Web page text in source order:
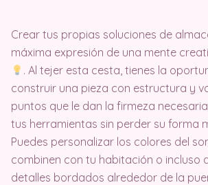
Crear tus propias soluciones de
máxima expresión de una mente
. Al tejer esta cesta, tienes la
construir una pieza con estructura y
puntos que le dan la firmeza
tus herramientas sin perder su forma
Puedes personalizar los colores del
combinen con tu habitación o incluso
detalles bordados alrededor de la